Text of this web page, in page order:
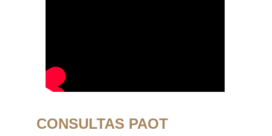
CONSULTAS PAOT